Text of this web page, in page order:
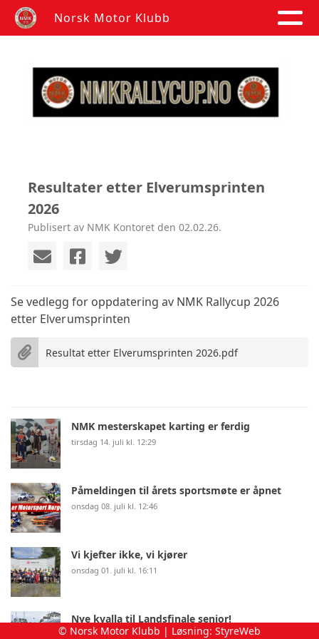
Norsk Motor Klubb
Resultater etter Elverumsprinten
2026
Publisert av NMK Kontoret den 02.02.26.
Se vedlegg for oppdatering av NMK Rallycup 2026
etter Elverumsprinten
Resultat etter Elverumsprinten 2026.pdf
NMK mesterskapet karting er ferdig
tirsdag 14. juli kl. 12:29
Påmeldingen til årets sportsmøte er åpnet
onsdag 08. juli kl. 12:46
Vi kjefter ikke, vi kjører
onsdag 01. juli kl. 16:11
Nye kvalla til Landsfinale senior!
onsdag 01. juli kl. 10:30
© Norsk Motor Klubb | Løsning: StyreWeb